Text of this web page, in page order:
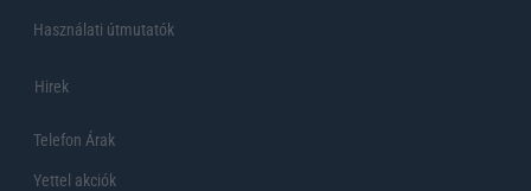
Használati útmutatók
Hirek
Telefon Árak
Yettel akciók